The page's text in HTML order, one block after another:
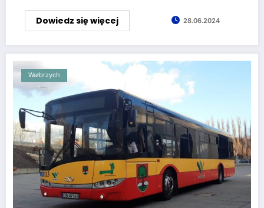
Dowiedz się więcej 28.06.2024
Wałbrzych